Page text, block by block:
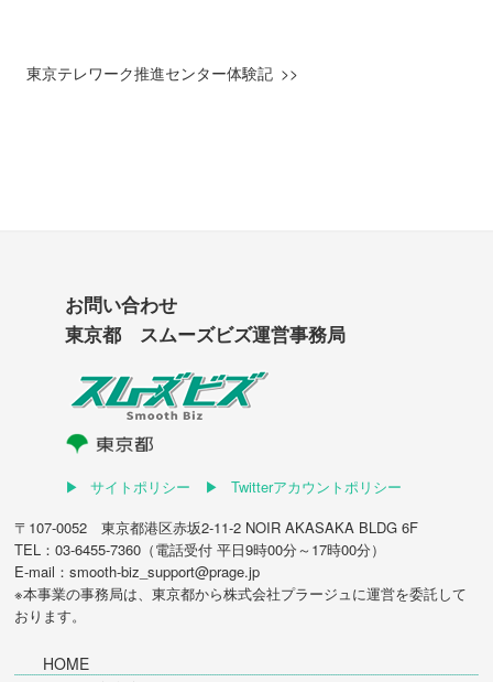
東京テレワーク推進センター体験記
お問い合わせ
東京都 スムーズビズ運営事務局
サイトポリシー
Twitterアカウントポリシー
〒107-0052 東京都港区赤坂2-11-2 NOIR AKASAKA BLDG 6F
TEL：03-6455-7360（電話受付 平日9時00分～17時00分）
E-mail：smooth-biz_support@prage.jp
※本事業の事務局は、東京都から株式会社プラージュに運営を委託して
おります。
HOME